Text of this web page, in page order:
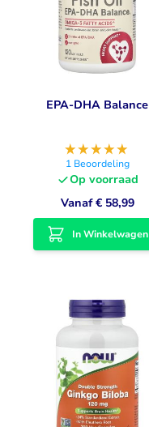
EPA-DHA Balance
1 Beoordeling
Op voorraad
Vanaf€ 58,99
In Winkelwagen